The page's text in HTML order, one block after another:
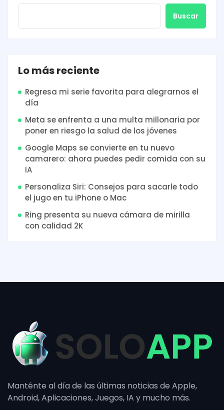
Buscar
Lo más reciente
Regresa mi serie favorita para alegrarnos el
día
Meta se enfrenta a una multa millonaria por
poner en riesgo la salud de los jóvenes
Google Maps se convierte en tu nuevo
camarero: ahora puedes pedir comida con su
IA
Personaliza Siri: Consejos para sacarle todo
el jugo en tu iPhone o Mac
Ring presenta su nueva cámara de mirilla
con calidad 2K
Manténte al día de las últimas noticias de Apple,
Android, Aplicaciones, Juegos, IA y mucho más.